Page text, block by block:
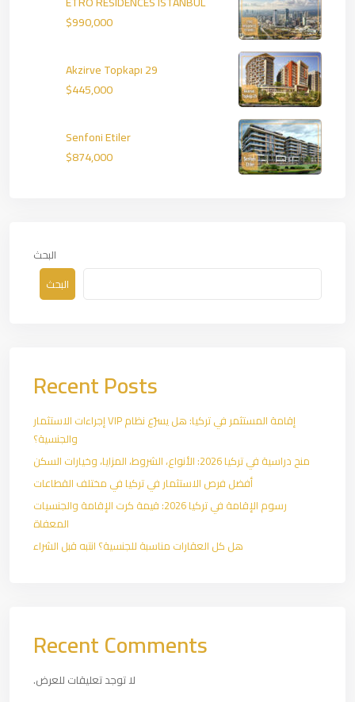
$990,000
Akzirve Topkapı 29
$445,000
Senfoni Etiler
$874,000
البحث
البحث
Recent Posts
إقامة المستثمر في تركيا: هل يسرّع نظام VIP إجراءات الاستثمار
والجنسية؟
منح دراسية في تركيا 2026: الأنواع، الشروط، المزايا، وخيارات السكن
أفضل فرص الاستثمار في تركيا في مختلف القطاعات
رسوم الإقامة في تركيا 2026: قيمة كرت الإقامة والجنسيات
المعفاة
هل كل العقارات مناسبة للجنسية؟ انتبه قبل الشراء
Recent Comments
لا توجد تعليقات للعرض.